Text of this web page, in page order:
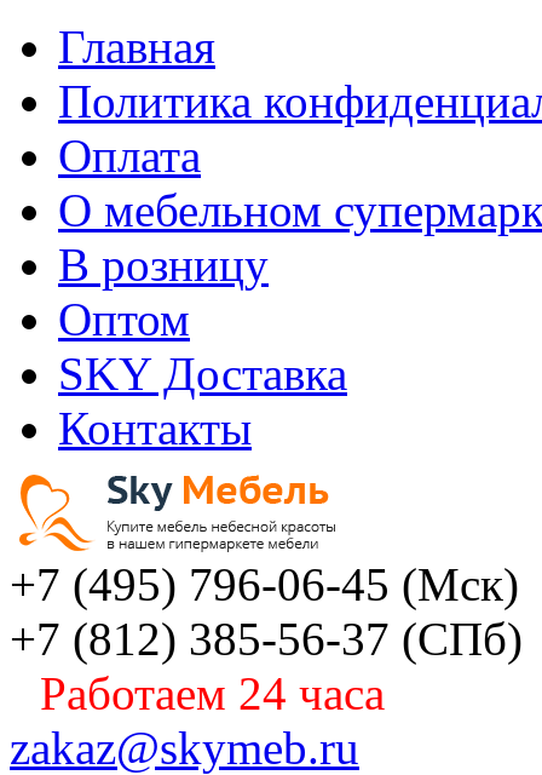
Главная
Политика
Оплата
О мебельном
В розницу
Оптом
SKY Доставка
Контакты
+7 (495) 796-06-45 (Мск)
+7 (812) 385-56-37 (СПб)
Работаем 24 часа
zakaz@skymeb.ru